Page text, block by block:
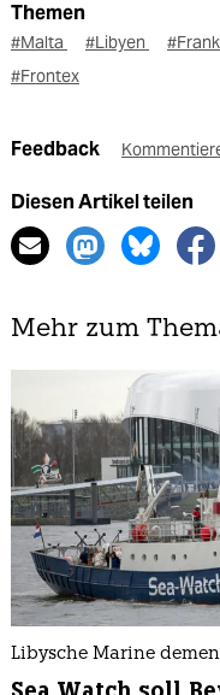
Themen
#Malta #Libyen
#Frontex
Feedback
Diesen Artikel teilen
Mehr zum
Libysche Marine